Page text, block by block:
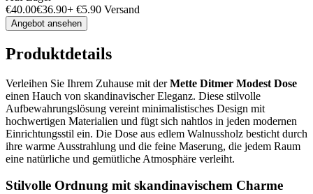
€40.00€36.90+ €5.90 Versand
Angebot ansehen
Produktdetails
Verleihen Sie Ihrem Zuhause mit derMette Ditmer Modest Dose
einen Hauch von skandinavischer Eleganz. Diese stilvolle
Aufbewahrungslösung vereint minimalistisches Design mit
hochwertigen Materialien und fügt sich nahtlos in jeden modernen
Einrichtungsstil ein. Die Dose aus edlem Walnussholz besticht durch
ihre warme Ausstrahlung und die feine Maserung, die jedem Raum
eine natürliche und gemütliche Atmosphäre verleiht.
Stilvolle Ordnung mit skandinavischem Charme